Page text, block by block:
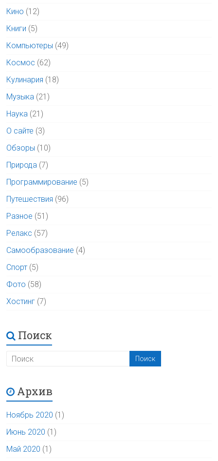
Кино (12)
Книги (5)
Компьютеры (49)
Космос (62)
Кулинария (18)
Музыка (21)
Наука (21)
О сайте (3)
Обзоры (10)
Природа (7)
Программирование (5)
Путешествия (96)
Разное (51)
Релакс (57)
Самообразование (4)
Спорт (5)
Фото (58)
Хостинг (7)
Поиск
Архив
Ноябрь 2020 (1)
Июнь 2020 (1)
Май 2020 (1)